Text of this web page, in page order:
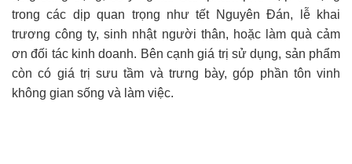
trong các dịp quan trọng như tết Nguyên Đán, lễ khai
trương công ty, sinh nhật người thân, hoặc làm quà cảm
ơn đối tác kinh doanh. Bên cạnh giá trị sử dụng, sản phẩm
còn có giá trị sưu tầm và trưng bày, góp phần tôn vinh
không gian sống và làm việc.